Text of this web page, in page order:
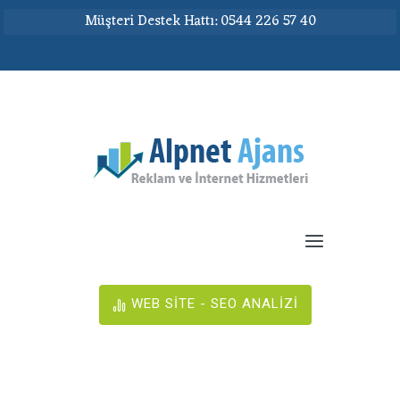
Müşteri Destek Hattı: 0544 226 57 40
WEB SİTE - SEO ANALİZİ